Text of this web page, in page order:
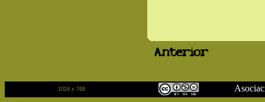
Anterior
1024 x 768 Asociación